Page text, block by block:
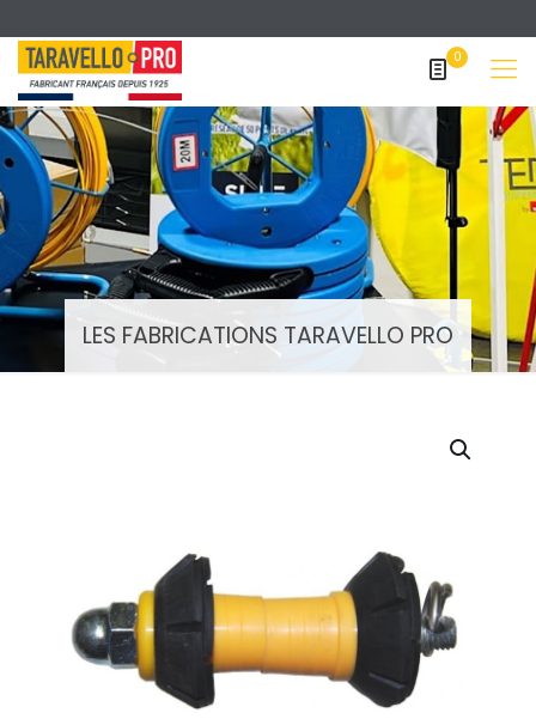
0
LES FABRICATIONS TARAVELLO PRO